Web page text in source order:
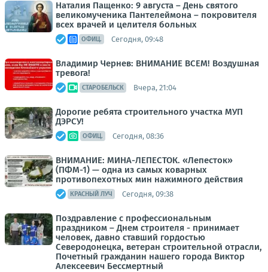
Наталия Пащенко: 9 августа – День святого
великомученика Пантелеймона – покровителя
всех врачей и целителя больных
ОФИЦ. Сегодня, 09:48
Владимир Чернев: ВНИМАНИЕ ВСЕМ! Воздушная
тревога!
СТАРОБЕЛЬСК Вчера, 21:04
Дорогие ребята строительного участка МУП
ДЭРСУ!
ОФИЦ. Сегодня, 08:36
ВНИМАНИЕ: МИНА-ЛЕПЕСТОК. «Лепесток»
(ПФМ-1) — одна из самых коварных
противопехотных мин нажимного действия
КРАСНЫЙ ЛУЧ Сегодня, 09:38
Поздравление с профессиональным
праздником – Днем строителя - принимает
человек, давно ставший гордостью
Северодонецка, ветеран строительной отрасли,
Почетный гражданин нашего города Виктор
Алексеевич Бессмертный